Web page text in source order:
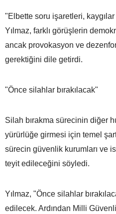
"Elbette soru işaretleri,
Yılmaz, farklı görüşlerin
ancak provokasyon ve
gerektiğini dile getirdi.
"Önce silahlar bırakılacak"
Silah bırakma sürecinin diğer
yürürlüğe girmesi için temel
sürecin güvenlik kurumları ve
teyit edileceğini söyledi.
Yılmaz, "Önce silahlar
edilecek. Ardından Milli